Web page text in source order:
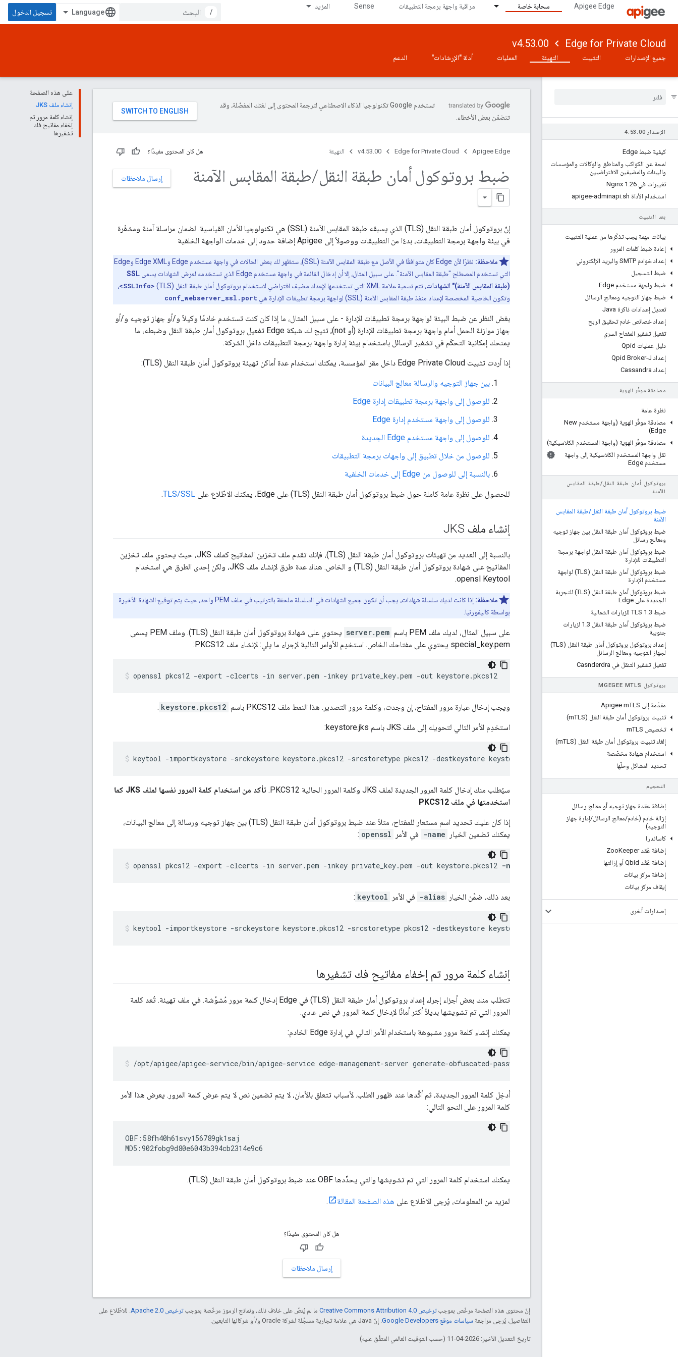
Apigee Edge سحابة خاصة مراقبة واجهة برمجة التطبيقات Sense المزيد
/ تسجيل الدخول
Edge for Private Cloud
v4.53.00
جميع الإصدارات التثبيت التهيئة العمليات أدلة "الإرشادات" الدعم
الإصدار 4 . 53 .00
كيفية ضبط Edge
لمحة عن الكواكب والمناطق والوكالات والمؤسسات
والبيئات والمضيفين الافتراضيين
تغييرات في Nginx 1
.26
استخدام الأداة apigee-adminapi
.sh
بعد التثبيت
بيانات مهمة يجب تذكّرها من عملية التثبيت
إعادة ضبط كلمات المرور
إعداد خوادم SMTP والبريد الإلكتروني
ضبط التسجيل
ضبط واجهة مستخدم Edge
ضبط جهاز التوجيه ومعالج الرسائل
تعديل إعدادات ذاكرة Java
إعداد خصائص خادم تحقيق الربح
تفعيل تشفير المفتاح السري
دليل عمليات Qpid
إعداد Qpid Broker-J
إعداد Cassandra
مصادقة موفِّر الهوية
نظرة عامة
مصادقة موفِّر الهوية (واجهة مستخدم New
Edge)
مصادقة موفِّر الهوية (واجهة المستخدم الكلاسيكية)
نقل واجهة المستخدم الكلاسيكية إلى واجهة
مستخدم Edge
بروتوكول أمان طبقة النقل/طبقة المقابس
الآمنة
ضبط بروتوكول أمان طبقة النقل/طبقة المقابس
الآمنة
ضبط بروتوكول أمان طبقة النقل بين جهاز توجيه
ومعالج رسائل
ضبط بروتوكول أمان طبقة النقل لواجهة برمجة
التطبيقات للإدارة
ضبط بروتوكول أمان طبقة النقل (TLS) لواجهة
مستخدم الإدارة
ضبط بروتوكول أمان طبقة النقل (TLS) للتجربة
الجديدة على Edge
ضبط TLS 1
.3 للزيارات الشمالية
ضبط بروتوكول أمان طبقة النقل 1
.
3 لزيارات
جنوبية
إعداد بروتوكول بروتوكول أمان طبقة النقل (TLS)
لجهاز التوجيه ومعالج الرسائل
تفعيل تشفير التنقل في Casnderdra
بروتوكول MGEGEE M TLS
مقدّمة إلى Apigee m TLS
تثبيت بروتوكول أمان طبقة النقل (mTLS)
تخصيص m TLS
إلغاء تثبيت بروتوكول أمان طبقة النقل (mTLS)
استخدام شهادة مخصّصة
تحديد المشاكل وحلّها
التحجيم
إضافة عقدة جهاز توجيه أو معالج رسائل
إزالة خادم (خادم/معالج الرسائل/إدارة جهاز
التوجيه)
كاساندرا
إضافة عُقد ZooKeeper
إضافة عُقَد Qbid أو إزالتها
إضافة مركز بيانات
إيقاف مركز بيانات
إصدارات أخرى
على هذه الصفحة
إنشاء ملف JKS
إنشاء كلمة مرور تم
إخفاء مفاتيح فك
تشفيرها
تستخدم Google تكنولوجيا الذكاء الاصطناعي لترجمة المحتوى إلى لغتك المفضّلة، وقد
تتضمّن بعض الأخطاء.
Apigee Edge
Edge for Private Cloud
v4.53.00 التهيئة هل كان المحتوى مفيدًا؟
إرسال ملاحظات ضبط بروتوكول أمان طبقة النقل/طبقة المقابس الآمنة
إنّ بروتوكول أمان طبقة النقل (TLS) الذي يسبقه طبقة المقابس الآمنة (SSL) هي تكنولوجيا الأمان القياسية. لضمان مراسلة آمنة ومشفّرة
في بيئة واجهة برمجة التطبيقات، بدءًا من التطبيقات ووصولاً إلى Apigee إضافة حدود إلى خدمات الواجهة الخلفية
ملاحظة:
نظرًا لأن Edge كان متوافقًا في الأصل مع طبقة المقابس الآمنة (SSL)، ستظهر لك بعض الحالات في واجهة مستخدم Edge وEdge XML وEdge
التي تستخدم المصطلح "طبقة المقابس الآمنة". على سبيل المثال، إلا أن إدخال القائمة في واجهة مستخدم Edge الذي تستخدمه لعرض الشهادات يسمى
SSL
(طبقة المقابس الآمنة)" الشهادات، تتم تسمية علامة XML التي تستخدمها لإعداد مضيف افتراضي لاستخدام بروتوكول أمان طبقة النقل (TLS) <SSLInfo>،
وتكون الخاصية المخصصة لإعداد منفذ طبقة المقابس الآمنة (SSL) لواجهة برمجة تطبيقات الإدارة هي
conf_webserver_ssl.port
بغض النظر عن ضبط البيئة لواجهة برمجة تطبيقات الإدارة - على سبيل المثال، ما إذا كان كنت تستخدم خادمًا وكيلاً و/أو جهاز توجيه و/أو
جهاز موازنة الحمل أمام واجهة برمجة تطبيقات الإدارة (أو not); تتيح لك شبكة Edge تفعيل بروتوكول أمان طبقة النقل وضبطه، ما
يمنحك إمكانية التحكّم في تشفير الرسائل باستخدام بيئة إدارة واجهة برمجة التطبيقات داخل الشركة.
إذا أردت تثبيت Edge Private Cloud داخل مقر المؤسسة، يمكنك استخدام عدة أماكن تهيئة بروتوكول أمان طبقة النقل (TLS):
بين جهاز التوجيه والرسالة معالِج البيانات
للوصول إلى واجهة برمجة تطبيقات إدارة Edge
للوصول إلى واجهة مستخدم إدارة Edge
للوصول إلى واجهة مستخدم Edge الجديدة
للوصول من خلال تطبيق إلى واجهات برمجة التطبيقات
بالنسبة إلى للوصول من Edge إلى خدمات الخلفية
للحصول على نظرة عامة كاملة حول ضبط بروتوكول أمان طبقة النقل (TLS) على Edge، يمكنك الاطّلاع على TLS/SSL
.
إنشاء ملف JKS
بالنسبة إلى العديد من تهيئات بروتوكول أمان طبقة النقل (TLS)، فإنك تقدم ملف تخزين المفاتيح كملف JKS، حيث يحتوي ملف تخزين
المفاتيح على شهادة بروتوكول أمان طبقة النقل (TLS) و الخاص. هناك عدة طرق لإنشاء ملف JKS، ولكن إحدى الطرق هي استخدام
opensl Keytool.
ملاحظة:
إذا كانت لديك سلسلة شهادات، يجب أن تكون جميع الشهادات في السلسلة ملحقة بالترتيب في ملف PEM واحد، حيث يتم توقيع الشهادة الأخيرة
بواسطة كاليفورنيا.
على سبيل المثال، لديك ملف PEM باسم server.pem
يحتوي على شهادة بروتوكول أمان طبقة النقل (TLS). وملف PEM يسمى
special_key.pem يحتوي على مفتاحك الخاص. استخدِم الأوامر التالية لإجراء ما يلي: لإنشاء ملف PKCS12:
openssl pkcs12 -export -clcerts -in server.pem -inkey private_key.pem -out keystore.pkcs12
ويجب إدخال عبارة مرور المفتاح، إن وجدت، وكلمة مرور التصدير. هذا النمط ملف PKCS12 باسم keystore.pkcs12
.
استخدِم الأمر التالي لتحويله إلى ملف JKS باسم keystore.jks:
keytool -importkeystore -srckeystore keystore.pkcs12 -srcstoretype pkcs12 -destkeystore keystore.jks -deststoretype jks
سيُطلب منك إدخال كلمة المرور الجديدة لملف JKS وكلمة المرور الحالية PKCS12.
تأكد من استخدام كلمة المرور نفسها لملف JKS كما
استخدمتها في ملف PKCS12
إذا كان عليك تحديد اسم مستعار للمفتاح، مثلاً عند ضبط بروتوكول أمان طبقة النقل (TLS) بين جهاز توجيه ورسالة إلى معالج البيانات،
يمكنك تضمين الخيار
-name في الأمر openssl
:
openssl pkcs12 -export -clcerts -in server.pem -inkey private_key.pem -out keystore.pkcs12 -name devtest
بعد ذلك، ضمِّن الخيار -alias في الأمر keytool
:
keytool -importkeystore -srckeystore keystore.pkcs12 -srcstoretype pkcs12 -destkeystore keystore.jks -deststoretype jks
إنشاء كلمة مرور تم إخفاء مفاتيح فك تشفيرها
تتطلب منك بعض أجزاء إجراء إعداد بروتوكول أمان طبقة النقل (TLS) في Edge إدخال كلمة مرور مُشوَّشة. في ملف تهيئة. تُعد كلمة
المرور التي تم تشويشها بديلاً أكثر أمانًا لإدخال كلمة المرور في نص عادي.
يمكنك إنشاء كلمة مرور مشبوهة باستخدام الأمر التالي في إدارة Edge الخادم:
/opt/apigee/apigee-service/bin/apigee-service edge-management-server generate-obfuscated-password
أدخِل كلمة المرور الجديدة، ثم أكِّدها عند ظهور الطلب. لأسباب تتعلق بالأمان، لا يتم تضمين نص لا يتم عرض كلمة المرور. يعرض هذا الأمر
كلمة المرور على النحو التالي:
OBF:58fh40h61svy156789gk1saj
MD5:902fobg9d80e6043b394cb2314e9c6
يمكنك استخدام كلمة المرور التي تم تشويشها والتي يحدِّدها OBF عند ضبط بروتوكول أمان طبقة النقل (TLS).
لمزيد من المعلومات، يُرجى الاطّلاع على هذه الصفحة المقالة .
هل كان المحتوى مفيدًا؟
إرسال ملاحظات
إنّ محتوى هذه الصفحة مرخّص بموجبترخيص Creative Commons Attribution 4.0‏ ما لم يُنصّ على خلاف ذلك، ونماذج الرموز مرخّصة بموجبترخيص Apache 2.0‏
. للاطّلاع على
التفاصيل، يُرجى مراجعة سياسات موقع Google Developers‏ . إنّ Java هي علامة تجارية مسجَّلة لشركة Oracle و/أو شركائها التابعين.
تاريخ التعديل الأخير: 2026-04-11 (حسب التوقيت العالمي المتفَّق عليه)